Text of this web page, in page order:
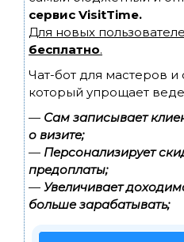
сервис VisitTime.
Для новых
бесплатно.
Чат-бот для мастеров и
который упрощает
— Сам записывает
о визите;
— Персонализирует
предоплаты;
— Увеличивает
больше зарабатывать;